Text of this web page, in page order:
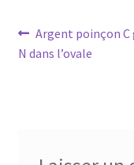
Argent poinçon
N dans l’ovale